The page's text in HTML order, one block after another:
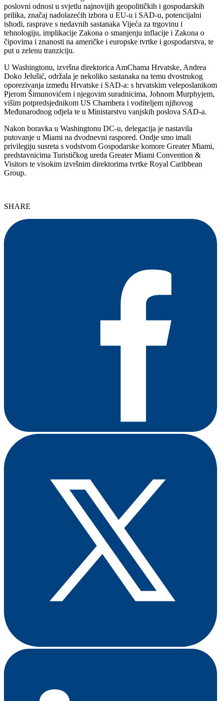
poslovni odnosi u svjetlu najnovijih geopolitičkih i gospodarskih
prilika, značaj nadolazećih izbora u EU-u i SAD-u, potencijalni
ishodi, rasprave s nedavnih sastanaka Vijeća za trgovinu i
tehnologiju, implikacije Zakona o smanjenju inflacije i Zakona o
čipovima i znanosti na američke i europske tvrtke i gospodarstva, te
put u zelenu tranziciju.
U Washingtonu, izvršna direktorica AmChama Hrvatske, Andrea
Doko Jelušić, održala je nekoliko sastanaka na temu dvostrukog
oporezivanja između Hrvatske i SAD-a: s hrvatskim veleposlanikom
Pjerom Šimunovićem i njegovim suradnicima, Johnom Murphyjem,
višim potpredsjednikom US Chambera i voditeljem njihovog
Međunarodnog odjela te u Ministarstvu vanjskih poslova SAD-a.
Nakon boravka u Washingtonu DC-u, delegacija je nastavila
putovanje u Miami na dvodnevni raspored. Ondje smo imali
privilegiju susreta s vodstvom Gospodarske komore Greater Miami,
predstavnicima Turističkog ureda Greater Miami Convention &
Visitors te visokim izvršnim direktorima tvrtke Royal Caribbean
Group.
SHARE